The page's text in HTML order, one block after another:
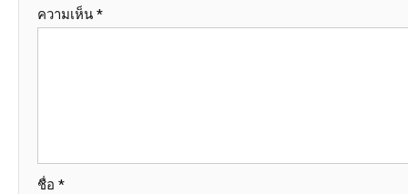
ความเห็น *
ชื่อ *